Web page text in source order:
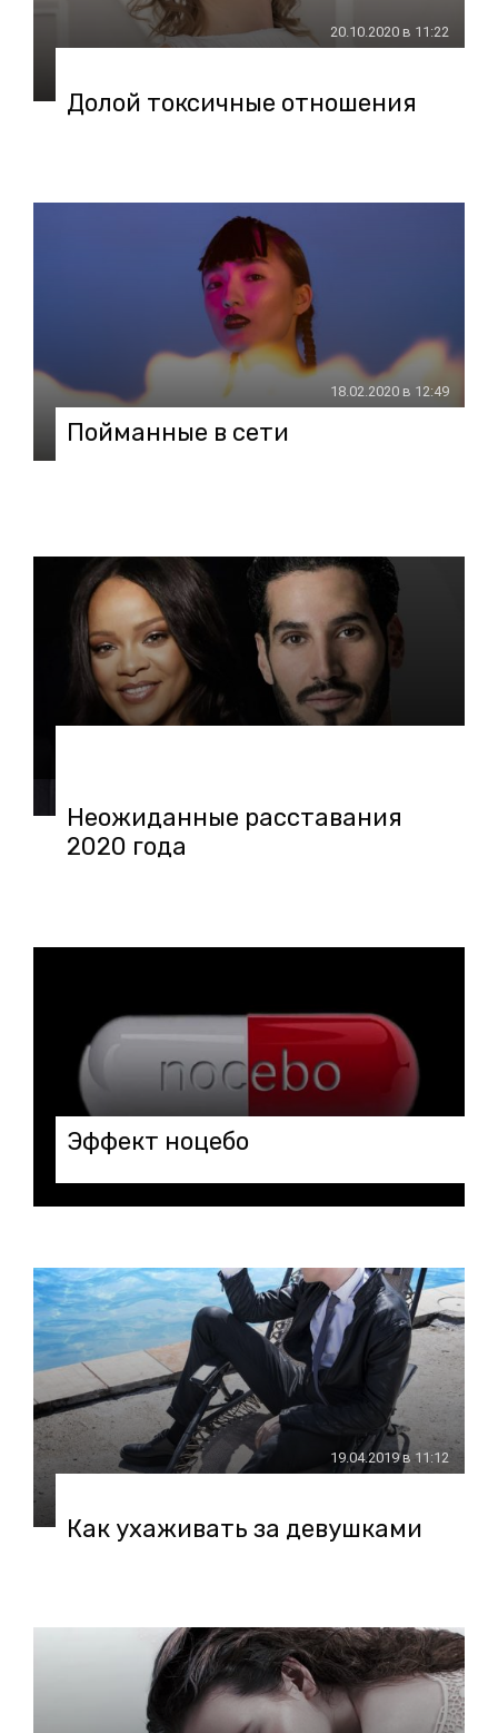
20.10.2020 в 11:22
Долой токсичные отношения
18.02.2020 в 12:49
Пойманные в сети
Неожиданные расставания
2020 года
Эффект ноцебо
19.04.2019 в 11:12
Как ухаживать за девушками